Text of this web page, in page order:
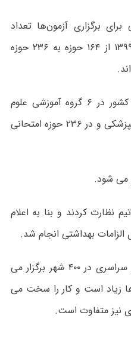
برگزاری آزمون‌ها تعداد
حوزه‌های برگزاری آزمون ورودی مقطع کارشناسی ارشد ناپیوسته سال ۱۳۹۹ از ۱۶۴ حوزه به ۲۳۶ حوزه
به گفته وی،آزمون ورودی مقطع کارشناسی ارشد ناپیوسته سال ۱۳۹۹ کشور در ۶ گروه آموزشی علوم
انسانی، علوم پایه، فنی و مهندسی، کشاورزی و منابع طبیعی، هنر و دامپزشکی و در ۲۳۶ حوزه امتحانی
خدایی گفت: در ازمون دکتری بنا بر اعلام وزارت بهداشت بیش از ۵۰۰ تیم نظارت کردند و بنا به اعلام
بهداشتی انجام شد.
خدایی گفت: آزمون کارشناسی ارشد در ۸۰ شهر برگزار می شود و کنکور سراسری در ۴۰۰ شهر برگزار می
زیاد است و کار را سخت می
نیز متفاوت است.